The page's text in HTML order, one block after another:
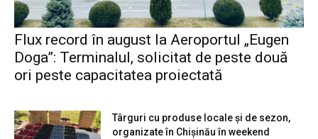
Flux record în august la Aeroportul „Eugen
Doga”: Terminalul, solicitat de peste două
ori peste capacitatea proiectată
Târguri cu produse locale și de sezon,
organizate în Chișinău în weekend